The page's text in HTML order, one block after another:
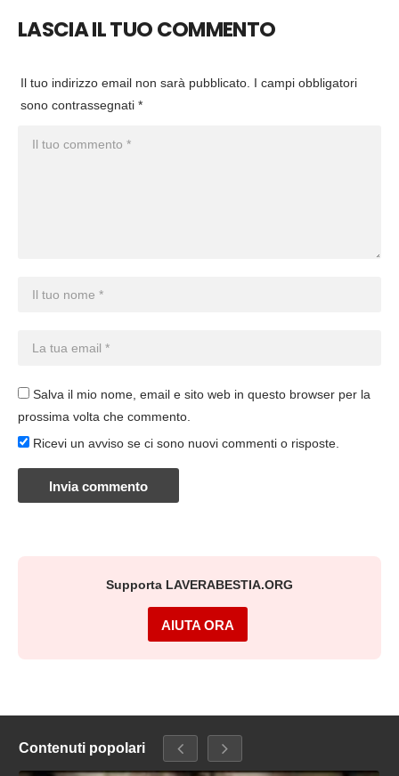
LASCIA IL TUO COMMENTO
Il tuo indirizzo email non sarà pubblicato. I campi obbligatori
sono contrassegnati *
Salva il mio nome, email e sito web in questo browser per la
prossima volta che commento.
Ricevi un avviso se ci sono nuovi commenti o risposte.
Supporta LAVERABESTIA.ORG
AIUTA ORA
Contenuti popolari